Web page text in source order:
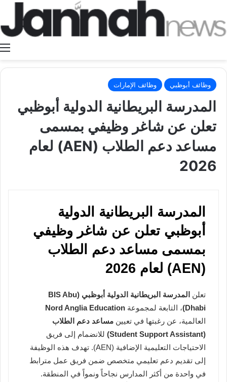
وظائف أبوظبي وظائف الإمارات
المدرسة البريطانية الدولية أبوظبي
تعلن عن شاغر وظيفي بمسمى
مساعد دعم الطلاب (AEN) لعام
2026
المدرسة البريطانية الدولية
أبوظبي تعلن عن شاغر وظيفي
بمسمى مساعد دعم الطلاب
(AEN) لعام 2026
تعلن
المدرسة البريطانية الدولية أبوظبي (BIS Abu
Dhabi) ، التابعة لمجموعة Nord Anglia Education
العالمية، عن رغبتها في تعيين مساعد دعم الطلاب
(Student Support Assistant)
للانضمام إلى فريق
الاحتياجات التعليمية الإضافية (AEN). تهدف هذه الوظيفة
إلى تقديم دعم تعليمي متخصص ضمن فريق عمل مترابط
في واحدة من أكثر المدارس نجاحاً ونمواً في المنطقة.